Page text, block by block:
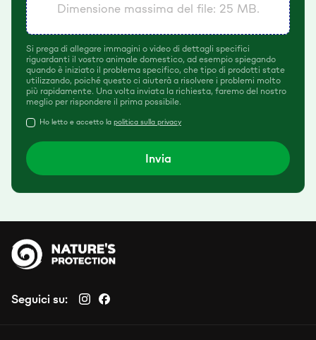
Dimensione massima del file: 25 MB.
Si prega di allegare immagini o video di dettagli specifici
riguardanti il vostro animale domestico, ad esempio spiegando
quando è iniziato il problema specifico, che tipo di prodotti state
utilizzando, poiché questo ci aiuterà a risolvere i problemi molto
più rapidamente. Una volta inviata la richiesta, faremo del nostro
meglio per rispondere il prima possibile.
Ho letto e accetto la politica sulla privacy
Invia
Seguici su: